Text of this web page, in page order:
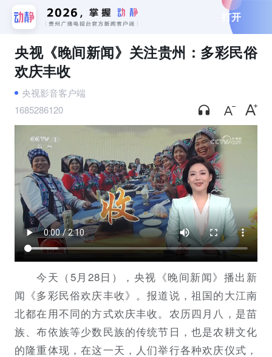
打开
央视《晚间新闻》关注贵州：多彩民俗
欢庆丰收
央视影音客户端
1685286120
今天（5月28日），央视《晚间新闻》播出新
闻《多彩民俗欢庆丰收》。报道说，祖国的大江南
北都在用不同的方式欢庆丰收。农历四月八，是苗
族、布依族等少数民族的传统节日，也是农耕文化
的隆重体现，在这一天，人们举行各种欢庆仪式，